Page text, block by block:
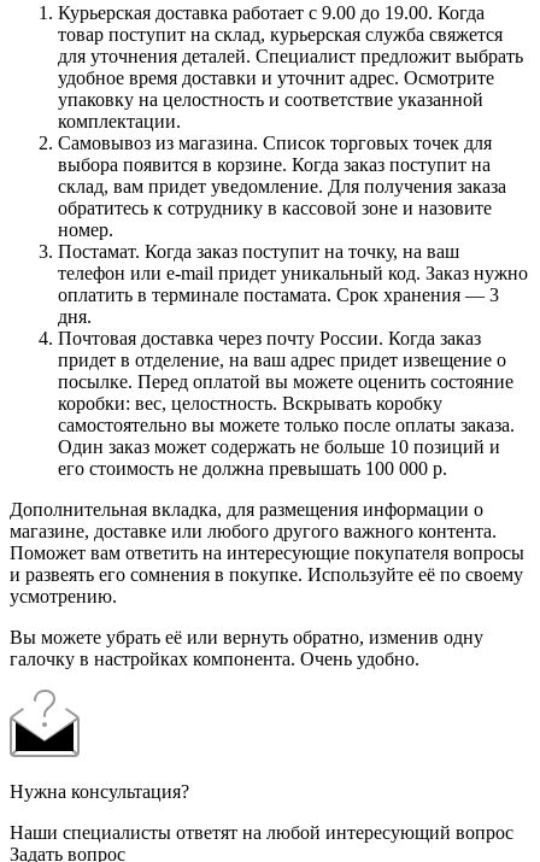
Курьерская доставка работает с 9.00 до 19.00. Когда
товар поступит на склад, курьерская служба свяжется
для уточнения деталей. Специалист предложит выбрать
удобное время доставки и уточнит адрес. Осмотрите
упаковку на целостность и соответствие указанной
комплектации.
Самовывоз из магазина. Список торговых точек для
выбора появится в корзине. Когда заказ поступит на
склад, вам придет уведомление. Для получения заказа
обратитесь к сотруднику в кассовой зоне и назовите
номер.
Постамат. Когда заказ поступит на точку, на ваш
телефон или e-mail придет уникальный код. Заказ нужно
оплатить в терминале постамата. Срок хранения — 3
дня.
Почтовая доставка через почту России. Когда заказ
придет в отделение, на ваш адрес придет извещение о
посылке. Перед оплатой вы можете оценить состояние
коробки: вес, целостность. Вскрывать коробку
самостоятельно вы можете только после оплаты заказа.
Один заказ может содержать не больше 10 позиций и
его стоимость не должна превышать 100 000 р.
Дополнительная вкладка, для размещения информации о
магазине, доставке или любого другого важного контента.
Поможет вам ответить на интересующие покупателя вопросы
и развеять его сомнения в покупке. Используйте её по своему
усмотрению.
Вы можете убрать её или вернуть обратно, изменив одну
галочку в настройках компонента. Очень удобно.
Нужна консультация?
Наши специалисты ответят на любой интересующий вопрос
Задать вопрос